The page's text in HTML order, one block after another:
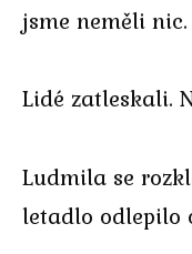
jsme neměli nic.
Lidé zatleskali.
Ludmila se
letadlo odlepilo